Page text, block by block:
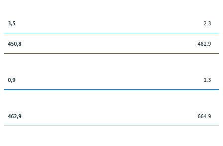
3,5 2.3
450,8 482.9
0,9 1.3
462,9 664.9